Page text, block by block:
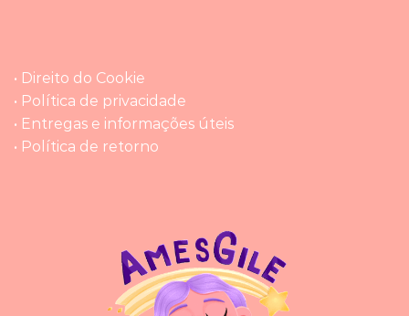
• Direito do Cookie
• Política de privacidade
• Entregas e informações úteis
• Política de retorno